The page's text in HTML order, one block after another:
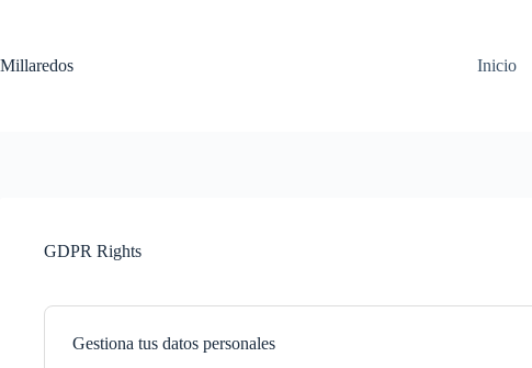
Millaredos
Inicio
GDPR Rights
Gestiona tus datos personales